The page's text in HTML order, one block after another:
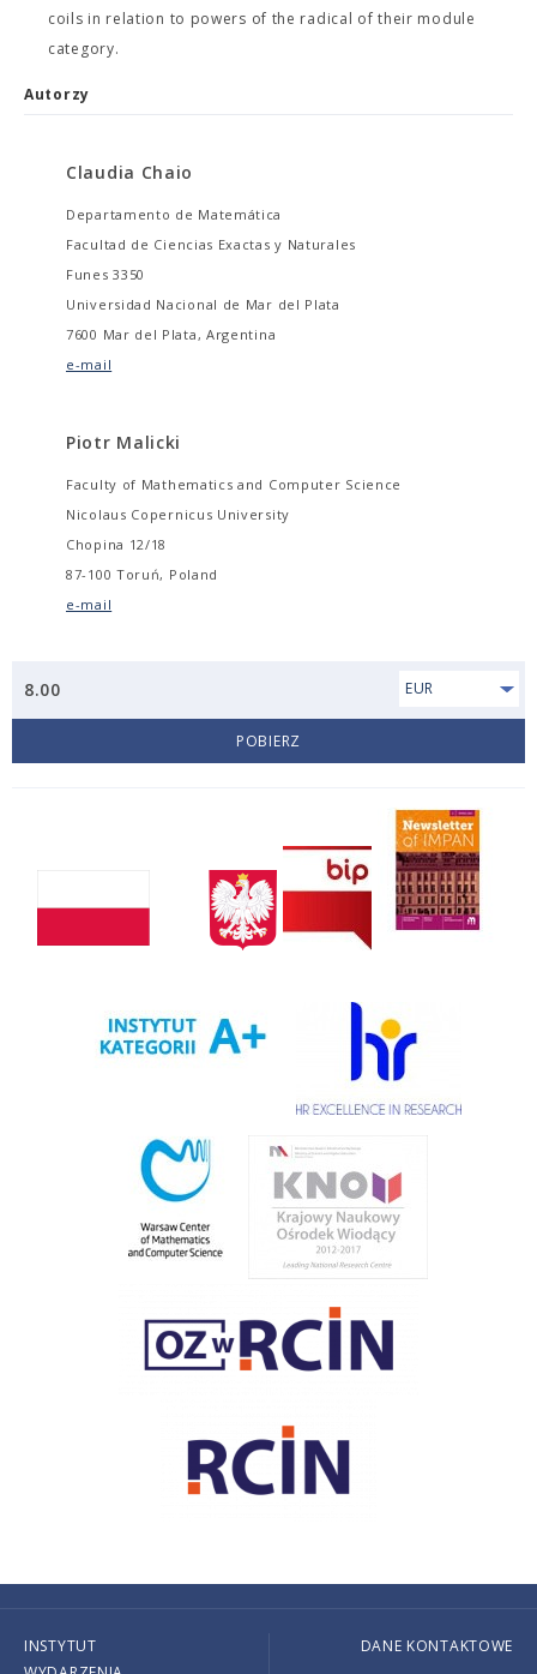
coils in relation to powers of the radical of their module
category.
Autorzy
Claudia Chaio
Departamento de Matemática
Facultad de Ciencias Exactas y Naturales
Funes 3350
Universidad Nacional de Mar del Plata
7600 Mar del Plata, Argentina
e-mail
Piotr Malicki
Faculty of Mathematics and Computer Science
Nicolaus Copernicus University
Chopina 12/18
87-100 Toruń, Poland
e-mail
8.00 EUR
POBIERZ
INSTYTUT
DANE KONTAKTOWE